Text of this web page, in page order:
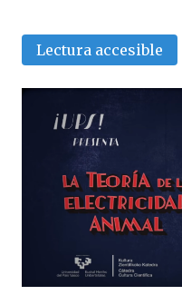
Lectura accesible